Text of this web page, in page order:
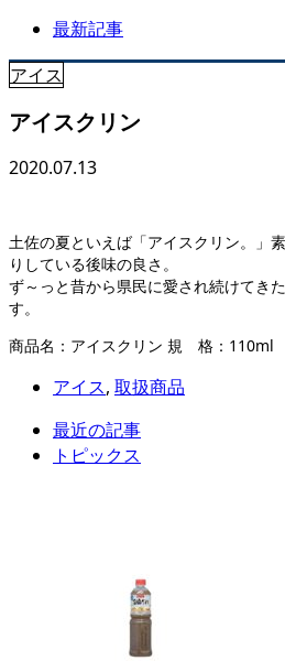
最新記事
アイス
アイスクリン
2020.07.13
土佐の夏といえば「アイスクリン。」
りしている後味の良さ。
ず～っと昔から県民に愛され続けてき
す。
商品名：アイスクリン 規 格：110ml
アイス, 取扱商品
最近の記事
トピックス